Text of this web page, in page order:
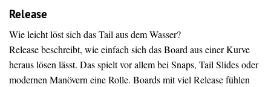
Release
Wie leicht löst sich das Tail aus dem Wasser?
Release beschreibt, wie einfach sich das Board aus einer Kurve
heraus lösen lässt. Das spielt vor allem bei Snaps, Tail Slides oder
modernen Manövern eine Rolle. Boards mit viel Release fühlen